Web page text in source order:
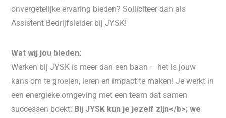
onvergetelijke ervaring bieden? Solliciteer dan als
Assistent Bedrijfsleider bij JYSK!
Wat wij jou bieden:
Werken bij JYSK is meer dan een baan – het is jouw
kans om te groeien, leren en impact te maken! Je werkt in
een energieke omgeving met een team dat samen
successen boekt. Bij JYSK kun je jezelf zijn</b>; we